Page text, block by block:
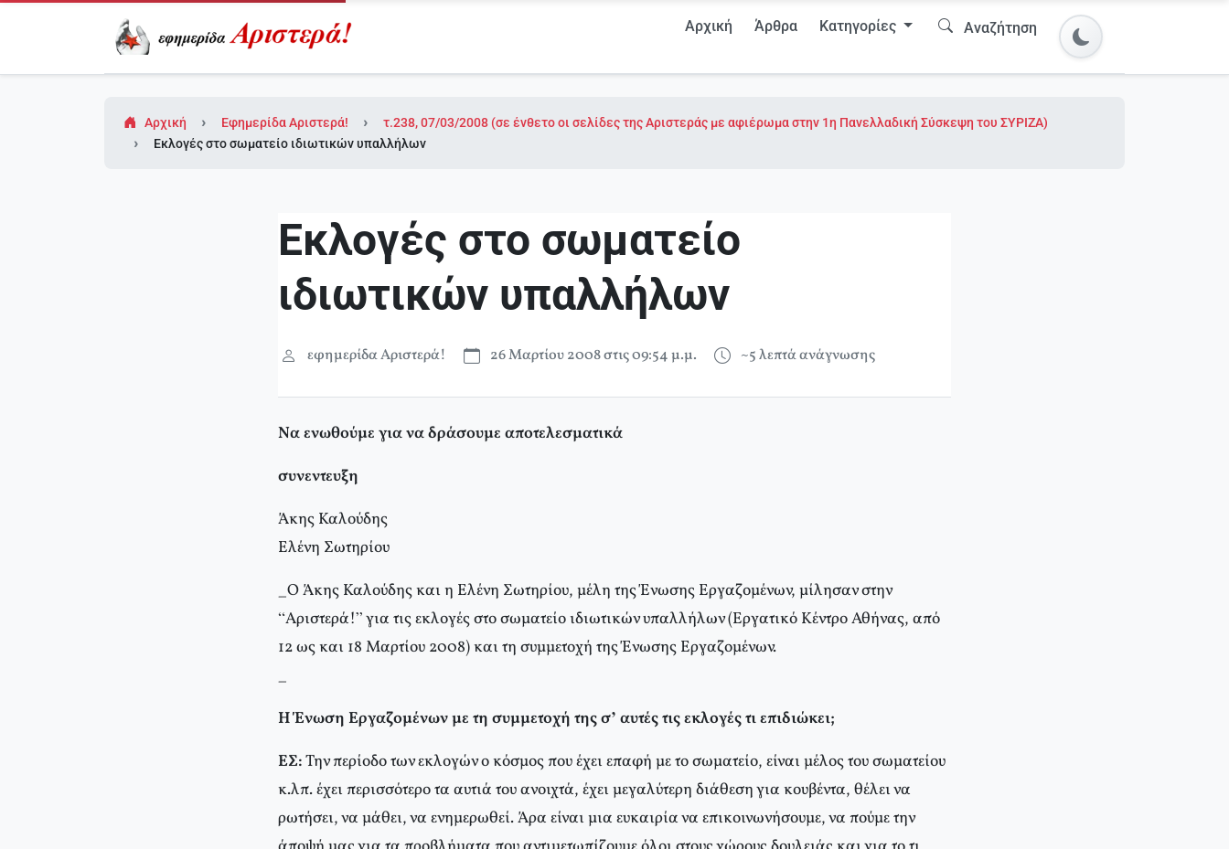
Αρχική Άρθρα Κατηγορίες Αναζήτηση
Αρχική Εφημερίδα Αριστερά!
τ.238, 07/03/2008 (σε ένθετο οι σελίδες της Αριστεράς με αφιέρωμα στην 1η Πανελλαδική Σύσκεψη του ΣΥΡΙΖΑ)
Εκλογές στο σωματείο ιδιωτικών υπαλλήλων
Εκλογές στο σωματείο
ιδιωτικών υπαλλήλων
εφημερίδα Αριστερά! 26 Μαρτίου 2008 στις 09:54 μ.μ. ~5 λεπτά ανάγνωσης
Να ενωθούμε για να δράσουμε αποτελεσματικά
συνεντευξη
Άκης Καλούδης
Ελένη Σωτηρίου
_Ο Άκης Καλούδης και η Ελένη Σωτηρίου, μέλη της Ένωσης Εργαζομένων, μίλησαν στην
“Αριστερά!” για τις εκλογές στο σωματείο ιδιωτικών υπαλλήλων (Εργατικό Κέντρο Αθήνας, από
12 ως και 18 Μαρτίου 2008) και τη συμμετοχή της Ένωσης Εργαζομένων.
_
Η Ένωση Εργαζομένων με τη συμμετοχή της σ’ αυτές τις εκλογές τι επιδιώκει;
ΕΣ:Την περίοδο των εκλογών ο κόσμος που έχει επαφή με το σωματείο, είναι μέλος του σωματείου
κ.λπ. έχει περισσότερο τα αυτιά του ανοιχτά, έχει μεγαλύτερη διάθεση για κουβέντα, θέλει να
ρωτήσει, να μάθει, να ενημερωθεί. Άρα είναι μια ευκαιρία να επικοινωνήσουμε, να πούμε την